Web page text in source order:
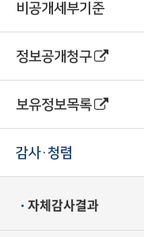
비공개세부기준
정보공개청구
보유정보목록
감사·청렴
자체감사결과